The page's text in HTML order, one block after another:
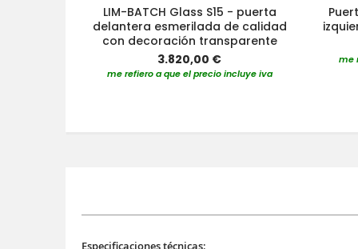
LIM-BATCH Glass S15 - puerta
delantera esmerilada de calidad
con decoración transparente
3.820,00 €
me refiero a que el precio incluye iva
me
Especificaciones técnicas: